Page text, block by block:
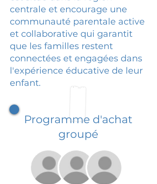
centrale et encourage une
communauté parentale active
et collaborative qui garantit
que les familles restent
connectées et engagées dans
l'expérience éducative de leur
enfant.
Programme d'achat
groupé